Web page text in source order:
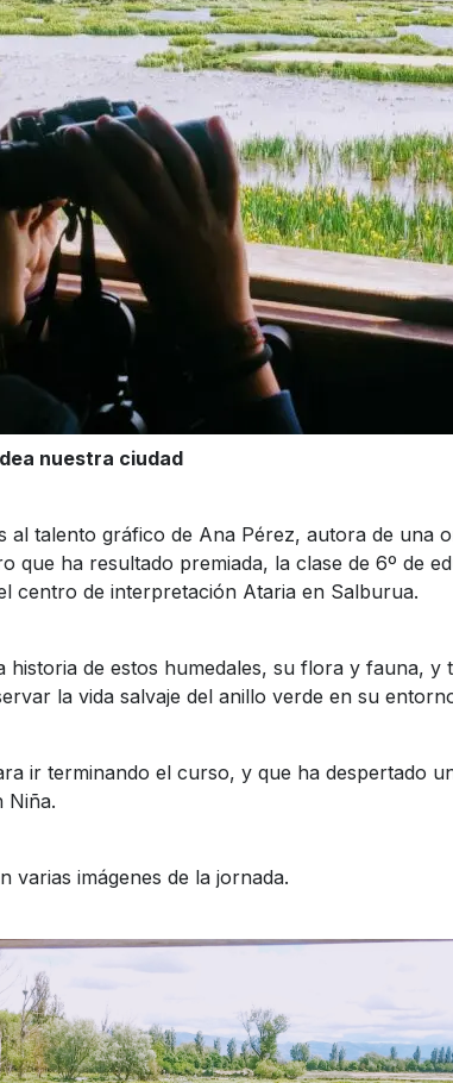
nuestra ciudad
al talento gráfico de Ana Pérez, autora de una
que ha resultado premiada, la clase de 6º de
centro de interpretación Ataria en Salburua.
historia de estos humedales, su flora y fauna, y
la vida salvaje del anillo verde en su
ir terminando el curso, y que ha despertado
Niña.
varias imágenes de la jornada.